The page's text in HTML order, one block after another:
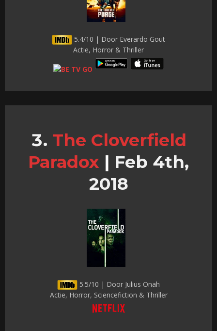
5.4/10 | Door Everardo Gout
Actie, Horror & Thriller
The Cloverfield
Paradox | Feb 4th,
2018
5.5/10 | Door Julius Onah
Actie, Horror, Sciencefiction & Thriller